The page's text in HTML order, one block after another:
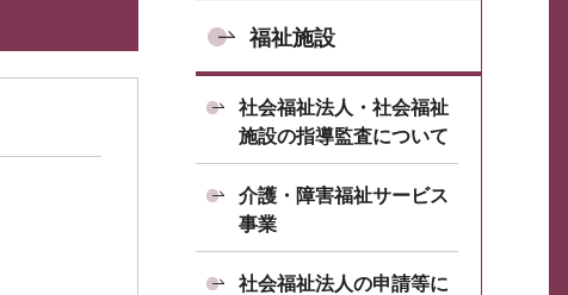
福祉施設
社会福祉法人・社会福祉
施設の指導監査について
介護・障害福祉サービス
事業
社会福祉法人の申請等に